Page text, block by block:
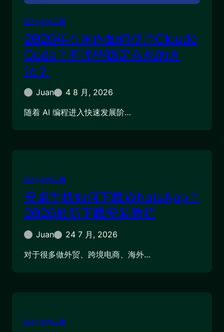
国外软件应用
2026年在国内如何使用Claude
Code？有哪些稳定合规的方
法？
Juan
4 8 月, 2026
随着 AI 编程进入快速发展阶…
国外软件应用
安卓手机如何下载WhatsApp？
2026最新下载安装教程
Juan
24 7 月, 2026
对于很多做外贸、跨境电商、海外…
国外软件应用